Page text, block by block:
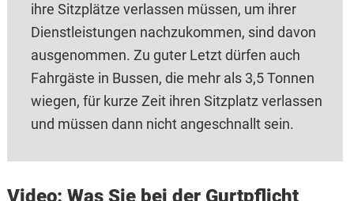
ihre Sitzplätze verlassen müssen, um ihrer
Dienstleistungen nachzukommen, sind davon
ausgenommen. Zu guter Letzt dürfen auch
Fahrgäste in B‌us‌sen, die mehr als 3,5 Tonnen
wiegen, für kurze Zeit ihren Sitzplatz verlassen
und müssen dann nicht angeschnallt sein.
Video: Was Sie bei der Gurtpflicht